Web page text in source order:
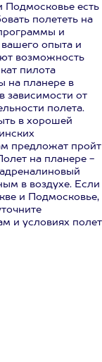
есть
полететь на
и
опыта и
возможность
пилота
на планере в
зависимости от
полета.
в хорошей
предложат
на планере -
в воздухе. Если
и Подмосковье,
и условиях